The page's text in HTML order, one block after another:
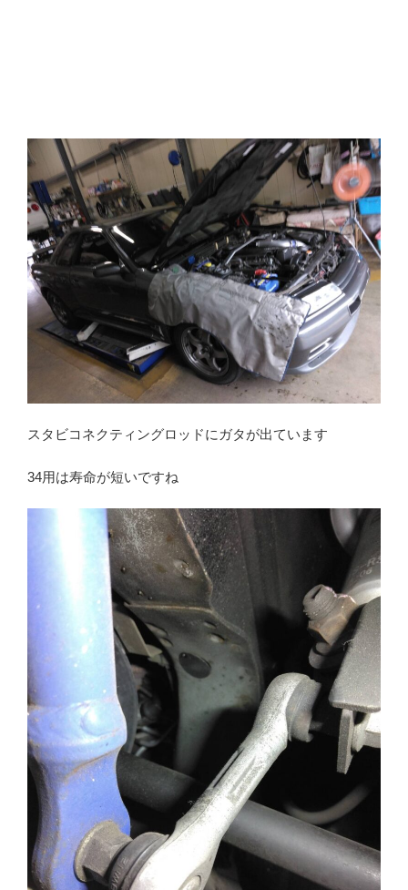
スタビコネクティングロッドにガタが出ています
34用は寿命が短いですね